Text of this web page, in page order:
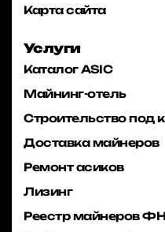
Карта сайта
Услуги
Каталог ASIC
Майнинг-отель
Строительство под
Доставка майнеров
Ремонт асиков
Лизинг
Реестр майнеров